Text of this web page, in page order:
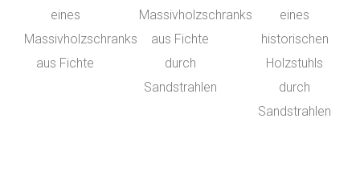
eines
Massivholzschranks
aus Fichte
Massivholzschranks
aus Fichte
durch
Sandstrahlen
eines
historischen
Holzstuhls
durch
Sandstrahlen